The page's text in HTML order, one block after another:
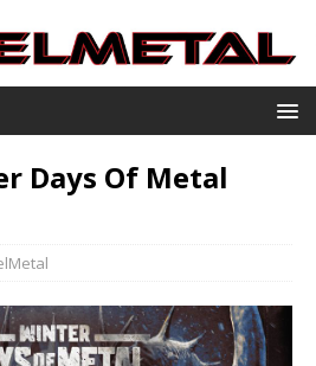
Days Of Metal